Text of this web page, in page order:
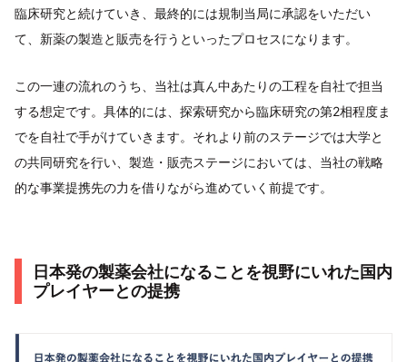
臨床研究と続けていき、最終的には規制当局に承認をいただい
て、新薬の製造と販売を行うといったプロセスになります。
この一連の流れのうち、当社は真ん中あたりの工程を自社で担当
する想定です。具体的には、探索研究から臨床研究の第2相程度ま
でを自社で手がけていきます。それより前のステージでは大学と
の共同研究を行い、製造・販売ステージにおいては、当社の戦略
的な事業提携先の力を借りながら進めていく前提です。
日本発の製薬会社になることを視野にいれた国内
プレイヤーとの提携